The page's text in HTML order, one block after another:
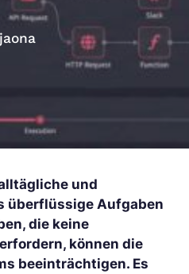
und
überflüssige Aufgaben
die keine
können die
beeinträchtigen. Es